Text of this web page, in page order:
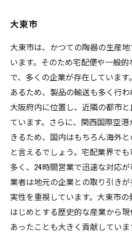
大東市
大東市は、かつての陶器の生産
います。そのため宅配便や一般
で、多くの企業が存在していま
あるため、製品の輸送も多く行
大阪府内に位置し、近隣の都市
ています。さらに、関西国際空
きるため、国内はもちろん海外
と言えるでしょう。宅配業界で
多く、24時間営業で迅速な対応
業者は地元の企業との取り引き
実性を重視しています。大東市
はじめとする歴史的な産業から
あったことも大きく貢献してい